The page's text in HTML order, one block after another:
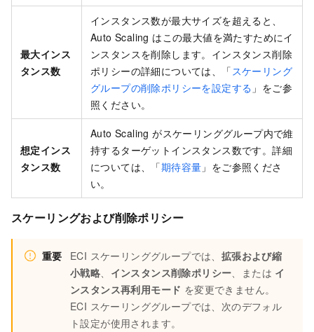
最大インス
タンス数
インスタンス数が最大サイズを超えると、
Auto Scaling はこの最大値を満たすためにイ
ンスタンスを削除します。インスタンス削除
ポリシーの詳細については、「スケーリング
グループの削除ポリシーを設定する 」をご参
照ください。
想定インス
タンス数
Auto Scaling がスケーリンググループ内で維
持するターゲットインスタンス数です。詳細
については、「期待容量 」をご参照くださ
い。
スケーリングおよび削除ポリシー
重要 ECI スケーリンググループでは、 拡張および縮
小戦略、 インスタンス削除ポリシー、または イ
ンスタンス再利用モード を変更できません。
ECI スケーリンググループでは、次のデフォル
ト設定が使用されます。